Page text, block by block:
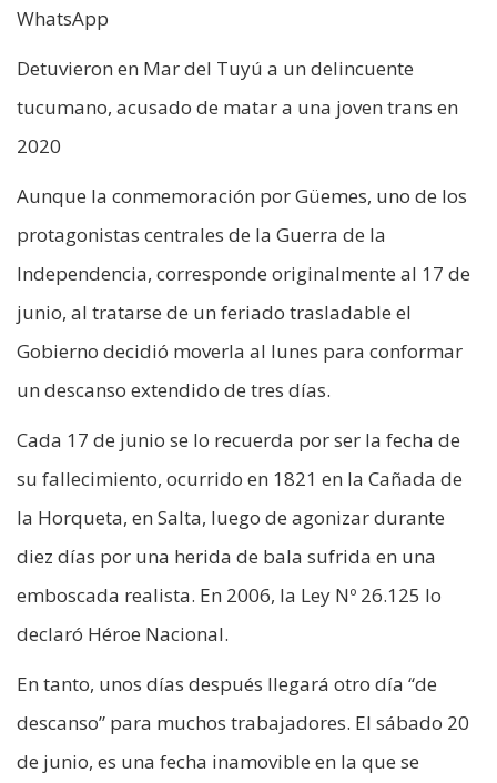
WhatsApp
Detuvieron en Mar del Tuyú a un delincuente
tucumano, acusado de matar a una joven trans en
2020
Aunque la conmemoración por Güemes, uno de los
protagonistas centrales de la Guerra de la
Independencia, corresponde originalmente al 17 de
junio, al tratarse de un feriado trasladable el
Gobierno decidió moverla al lunes para conformar
un descanso extendido de tres días.
Cada 17 de junio se lo recuerda por ser la fecha de
su fallecimiento, ocurrido en 1821 en la Cañada de
la Horqueta, en Salta, luego de agonizar durante
diez días por una herida de bala sufrida en una
emboscada realista. En 2006, la Ley Nº 26.125 lo
declaró Héroe Nacional.
En tanto, unos días después llegará otro día “de
descanso” para muchos trabajadores. El sábado 20
de junio, es una fecha inamovible en la que se